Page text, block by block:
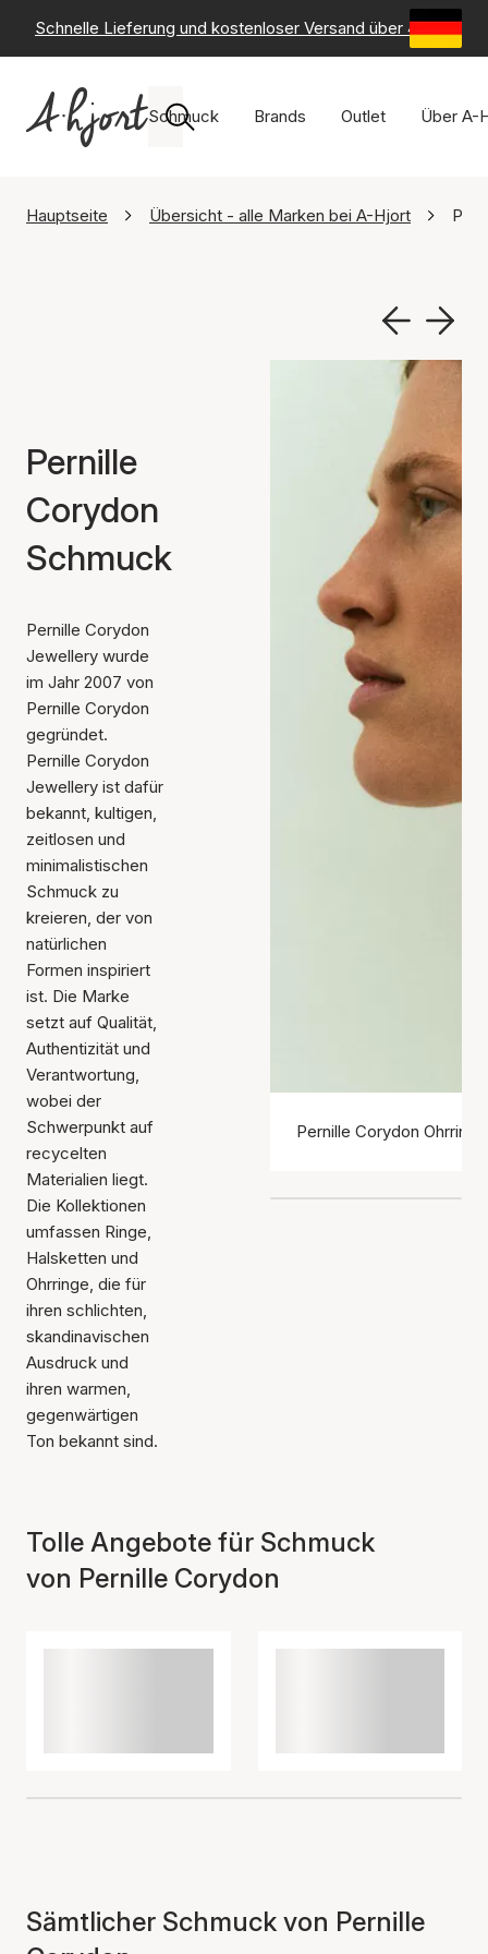
Schnelle Lieferung und kostenloser Versand über 49 € -
Schmuck Brands Outlet Über A-
Hauptseite Übersicht - alle Marken bei A-Hjort
Pernille
Corydon
Schmuck
Pernille Corydon
Jewellery wurde
im Jahr 2007 von
Pernille Corydon
gegründet.
Pernille Corydon
Jewellery ist dafür
bekannt, kultigen,
zeitlosen und
minimalistischen
Schmuck zu
kreieren, der von
natürlichen
Formen inspiriert
ist. Die Marke
setzt auf Qualität,
Authentizität und
Verantwortung,
wobei der
Schwerpunkt auf
recycelten
Materialien liegt.
Die Kollektionen
umfassen Ringe,
Halsketten und
Ohrringe, die für
ihren schlichten,
skandinavischen
Ausdruck und
ihren warmen,
gegenwärtigen
Ton bekannt sind.
Pernille Corydon Ohrringe
Tolle Angebote für Schmuck
von Pernille Corydon
Sämtlicher Schmuck von Pernille